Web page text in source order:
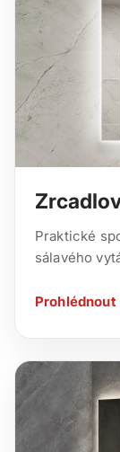
Praktické
sálavého